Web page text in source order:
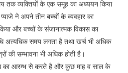
तक व्यक्तियों के एक समूह का अध्ययन किया
ने अपने तीन बच्चों के व्यवहार का
और बच्चों के संजानात्मक विकास का
अत्यधिक समय लगता है तथा खर्च भी अधिक
की सम्भावना भी अधिक होती है।
का आरम्भ से करते है और कुछ माह व साल के